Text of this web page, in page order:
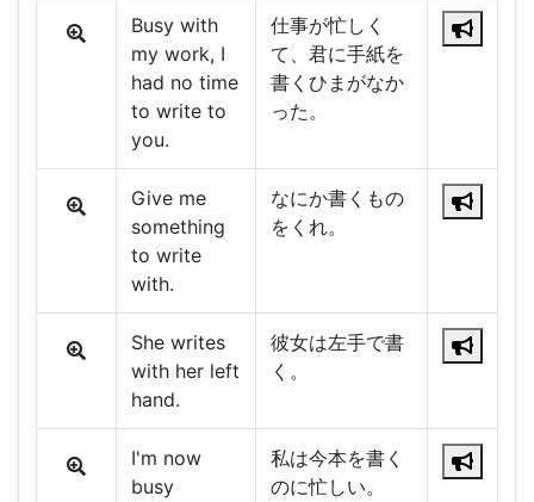
Busy with
my work, I
had no time
to write to
you.
仕事が忙しく
て、君に手紙を
書くひまがなか
った。
Give me
something
to write
with.
なにか書くもの
をくれ。
She writes
with her left
hand.
彼女は左手で書
く。
I'm now
busy
私は今本を書く
のに忙しい。